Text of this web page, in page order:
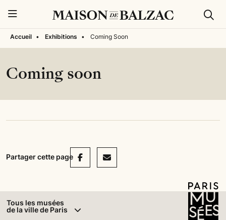
Accueil • Exhibitions • Coming Soon
Coming soon
Partager cette pageFacebook
Mail
Tous les musées
de la ville de Paris